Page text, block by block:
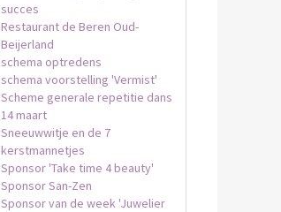
succes
Restaurant de Beren Oud-
Beijerland
schema optredens
schema voorstelling 'Vermist'
Scheme generale repetitie dans
14 maart
Sneeuwwitje en de 7
kerstmannetjes
Sponsor 'Take time 4 beauty'
Sponsor San-Zen
Sponsor van de week 'Juwelier